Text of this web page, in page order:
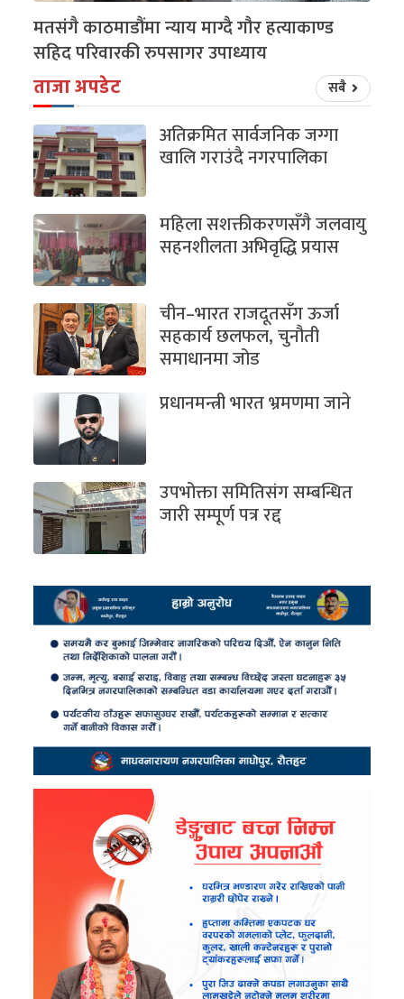
मतसंगै काठमाडौंमा न्याय माग्दै गौर हत्याकाण्ड
सहिद परिवारकी रुपसागर उपाध्याय
ताजा अपडेट सबै
अतिक्रमित सार्वजनिक जग्गा
खालि गराउंदै नगरपालिका
महिला सशक्तीकरणसँगै जलवायु
सहनशीलता अभिवृद्धि प्रयास
चीन–भारत राजदूतसँग ऊर्जा
सहकार्य छलफल, चुनौती
समाधानमा जोड
प्रधानमन्त्री भारत भ्रमणमा जाने
उपभोक्ता समितिसंग सम्बन्धित
जारी सम्पूर्ण पत्र रद्द